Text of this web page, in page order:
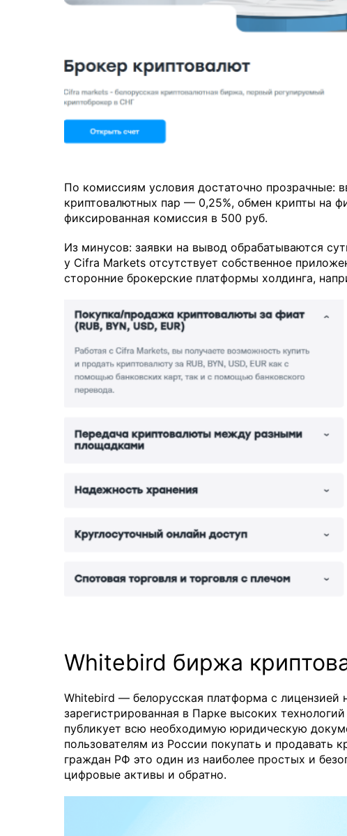
По комиссиям условия достаточно прозрачные:
криптовалютных пар — 0,25%, обмен крипты на
фиксированная комиссия в 500 руб.
Из минусов: заявки на вывод обрабатываются
у Cifra Markets отсутствует собственное
сторонние брокерские платформы холдинга,
Whitebird биржа
Whitebird — белорусская платформа с
зарегистрированная в Парке высоких
публикует всю необходимую юридическую
пользователям из России покупать и продавать
граждан РФ это один из наиболее простых и
цифровые активы и обратно.